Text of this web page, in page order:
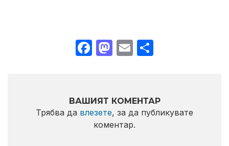
Facebook
Mastodon
Email
ВАШИЯТ КОМЕНТАР
Трябва да влезете, за да публикувате
коментар.